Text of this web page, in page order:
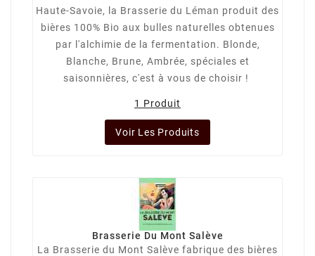
Haute-Savoie, la Brasserie du Léman produit des
bières 100% Bio aux bulles naturelles obtenues
par l'alchimie de la fermentation. Blonde,
Blanche, Brune, Ambrée, spéciales et
saisonnières, c'est à vous de choisir !
1 Produit
Voir Les Produits
Brasserie Du Mont Salève
La Brasserie du Mont Salève fabrique des bières